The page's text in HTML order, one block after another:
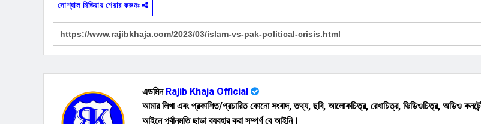
সোশ্যাল মিডিয়ায় শেয়ার করুনঃ
এডমিন Rajib Khaja Official
আমার লিখা এবং প্রকাশিত/প্রচারিত কোনো সংবাদ, তথ্য, ছবি, আলোকচিত্র, রেখাচিত্র, ভিডিওচিত্র, অডিও
আইনে পূর্বানুমতি ছাড়া ব্যবহার করা সম্পূর্ণ বে আইনি।